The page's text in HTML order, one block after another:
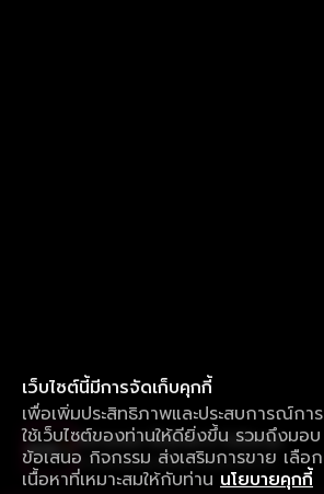
เว็บไซต์นี้มีการจัดเก็บคุกกี้
เพื่อเพิ่มประสิทธิภาพและประสบการณ์การ
ใช้เว็บไซต์ของท่านให้ดียิ่งขึ้น รวมถึงมอบ
ข้อเสนอ กิจกรรม ส่งเสริมการขาย เลือก
เนื้อหาที่เหมาะสมให้กับท่าน นโยบายคุกกี้
ใช้งานแอป ลื่นไหลกว่า ไม่มีสะดุด
ดาวน์โหลดแอปเพื่อการรับชมที่ดีกว่า